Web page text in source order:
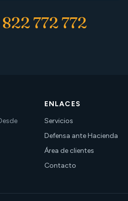
822 772 772
ENLACES
Servicios
Defensa ante Hacienda
Área de clientes
Contacto